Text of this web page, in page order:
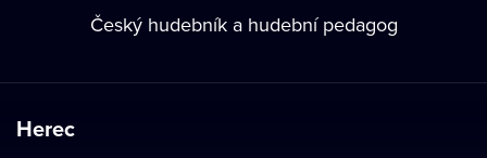
Český hudebník a hudební pedagog
Herec